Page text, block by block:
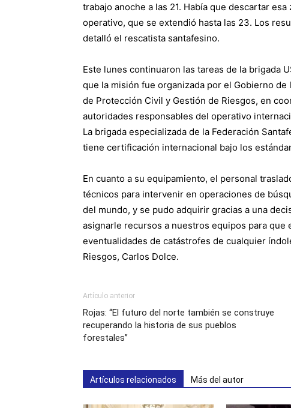
trabajo anoche a las 21. Había que descartar
operativo, que se extendió hasta las 23. Los
detalló el rescatista santafesino.
Este lunes continuaron las tareas de la brigada
que la misión fue organizada por el Gobierno
de Protección Civil y Gestión de Riesgos, en
autoridades responsables del operativo
La brigada especializada de la Federación
tiene certificación internacional bajo los
En cuanto a su equipamiento, el personal
técnicos para intervenir en operaciones de
del mundo, y se pudo adquirir gracias a una
asignarle recursos a nuestros equipos para que
eventualidades de catástrofes de cualquier
Riesgos, Carlos Dolce.
Artículo anterior
Rojas: “El futuro del norte también se construye
recuperando la historia de sus pueblos
forestales”
Artículos relacionados Más del autor